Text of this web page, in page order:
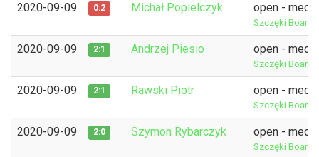
2020-09-09 0:2 Michał Popielczyk open - mecz
Szczęki Board
2020-09-09 2:1 Andrzej Piesio open - mecz
Szczęki Board
2020-09-09 2:1 Rawski Piotr open - mecz
Szczęki Board
2020-09-09 2:0 Szymon Rybarczyk open - mecz
Szczęki Board